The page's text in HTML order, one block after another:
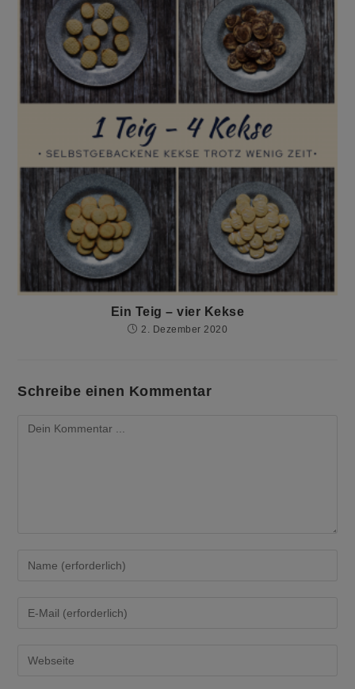
Ein Teig – vier Kekse
2. Dezember 2020
Schreibe einen Kommentar
Kommentieren
deinen
Benutzernamen
ein
deine
Adresse
deine